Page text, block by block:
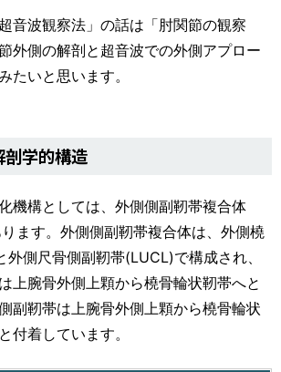
音波観察法」の話は「肘関節の観察
外側の解剖と超音波での外側アプロー
たいと思います。
学的構造
機構としては、外側側副靭帯複合体
ます。外側側副靭帯複合体は、外側橈
側尺骨側副靭帯(LUCL)で構成され、
上腕骨外側上顆から橈骨輪状靭帯へと
副靭帯は上腕骨外側上顆から橈骨輪状
付着しています。